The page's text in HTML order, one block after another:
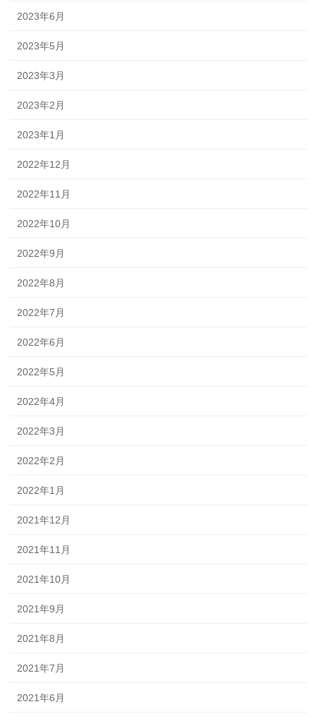
2023年6月
2023年5月
2023年3月
2023年2月
2023年1月
2022年12月
2022年11月
2022年10月
2022年9月
2022年8月
2022年7月
2022年6月
2022年5月
2022年4月
2022年3月
2022年2月
2022年1月
2021年12月
2021年11月
2021年10月
2021年9月
2021年8月
2021年7月
2021年6月